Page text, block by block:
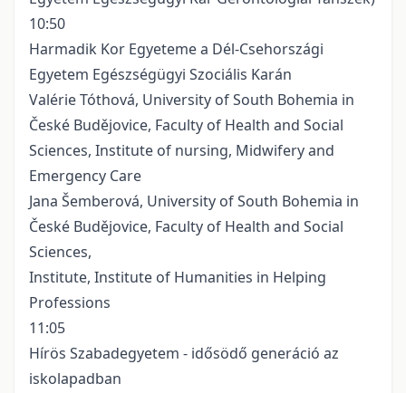
10:50
Harmadik Kor Egyeteme a Dél-Csehországi
Egyetem Egészségügyi Szociális Karán
Valérie Tóthová, University of South Bohemia in
České Budějovice, Faculty of Health and Social
Sciences, Institute of nursing, Midwifery and
Emergency Care
Jana Šemberová, University of South Bohemia in
České Budějovice, Faculty of Health and Social
Sciences,
Institute, Institute of Humanities in Helping
Professions
11:05
Hírös Szabadegyetem - idősödő generáció az
iskolapadban